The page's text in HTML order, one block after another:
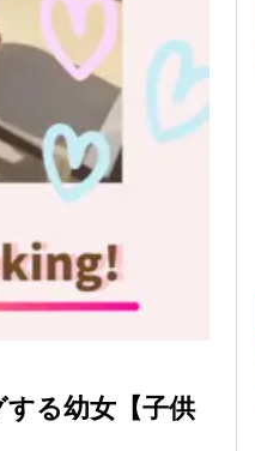
る幼女【子供